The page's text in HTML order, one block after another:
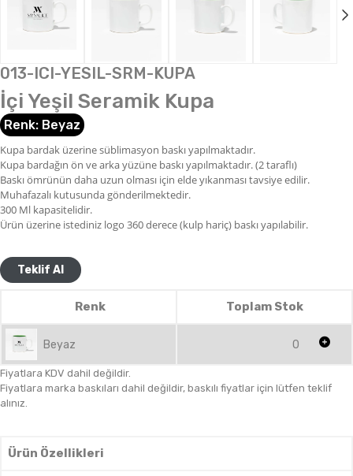
013-ICI-YESIL-SRM-KUPA
İçi Yeşil Seramik Kupa
Renk: Beyaz
Kupa bardak üzerine süblimasyon baskı yapılmaktadır.
Kupa bardağın ön ve arka yüzüne baskı yapılmaktadır. (2 taraflı)
Baskı ömrünün daha uzun olması için elde yıkanması tavsiye edilir.
Muhafazalı kutusunda gönderilmektedir.
300 Ml kapasitelidir.
Ürün üzerine istediniz logo 360 derece (kulp hariç) baskı yapılabilir.
Teklif Al
Renk Toplam Stok
Beyaz 0
Fiyatlara KDV dahil değildir.
Fiyatlara marka baskıları dahil değildir, baskılı fiyatlar için lütfen teklif
alınız.
Ürün Özellikleri